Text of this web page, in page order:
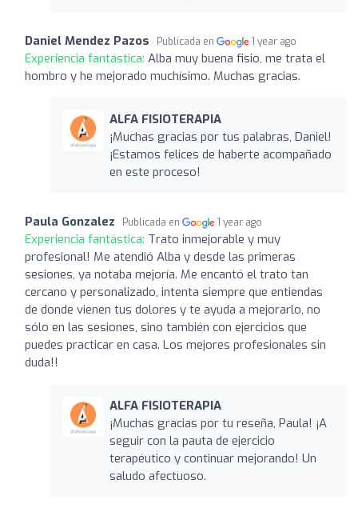
Daniel Mendez Pazos Publicada en 1 year ago
Experiencia fantástica: Alba muy buena fisio, me trata el
hombro y he mejorado muchísimo. Muchas gracias.
ALFA FISIOTERAPIA
¡Muchas gracias por tus palabras, Daniel!
¡Estamos felices de haberte acompañado
en este proceso!
Paula Gonzalez Publicada en 1 year ago
Experiencia fantástica: Trato inmejorable y muy
profesional! Me atendió Alba y desde las primeras
sesiones, ya notaba mejoría. Me encantó el trato tan
cercano y personalizado, intenta siempre que entiendas
de donde vienen tus dolores y te ayuda a mejorarlo, no
sólo en las sesiones, sino también con ejercicios que
puedes practicar en casa. Los mejores profesionales sin
duda!!
ALFA FISIOTERAPIA
¡Muchas gracias por tu reseña, Paula! ¡A
seguir con la pauta de ejercicio
terapéutico y continuar mejorando! Un
saludo afectuoso.